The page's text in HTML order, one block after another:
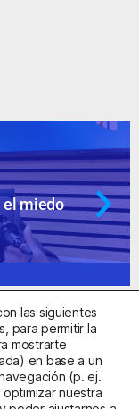
el miedo
E08737002
las siguientes
para permitir la
mostrarte
en base a un
(p. ej.
nuestra